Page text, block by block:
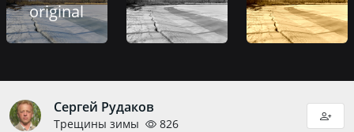
original
Сергей Рудаков
Трещины зимы 826